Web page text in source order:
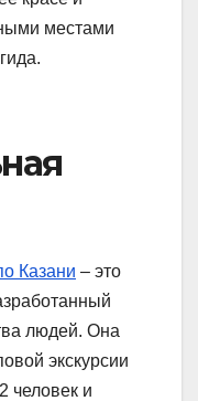
местами
Казани – это
людей. Она
экскурсии
человек и